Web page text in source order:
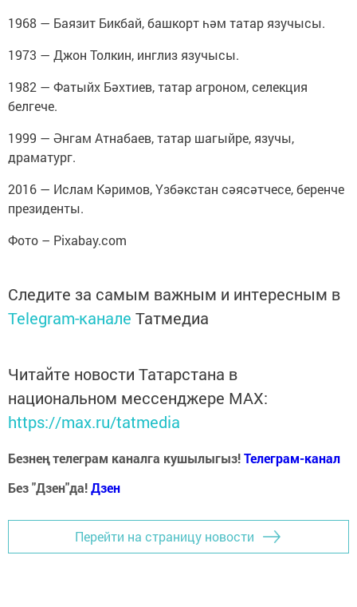
1968 — Баязит Бикбай, башкорт һәм татар язучысы.
1973 — Джон Толкин, инглиз язучысы.
1982 — Фатыйх Бәхтиев, татар агроном, селекция
белгече.
1999 — Әнгам Атнабаев, татар шагыйре, язучы,
драматург.
2016 — Ислам Кәримов, Үзбәкстан сәясәтчесе, беренче
президенты.
Фото – Pixabay.com
Следите за самым важным и интересным в
Telegram-канале Татмедиа
Читайте новости Татарстана в
национальном мессенджере MАХ:
https://max.ru/tatmedia
Безнең телеграм каналга кушылыгыз!Телеграм-канал
Без "Дзен"да!Дзен
Перейти на страницу новости